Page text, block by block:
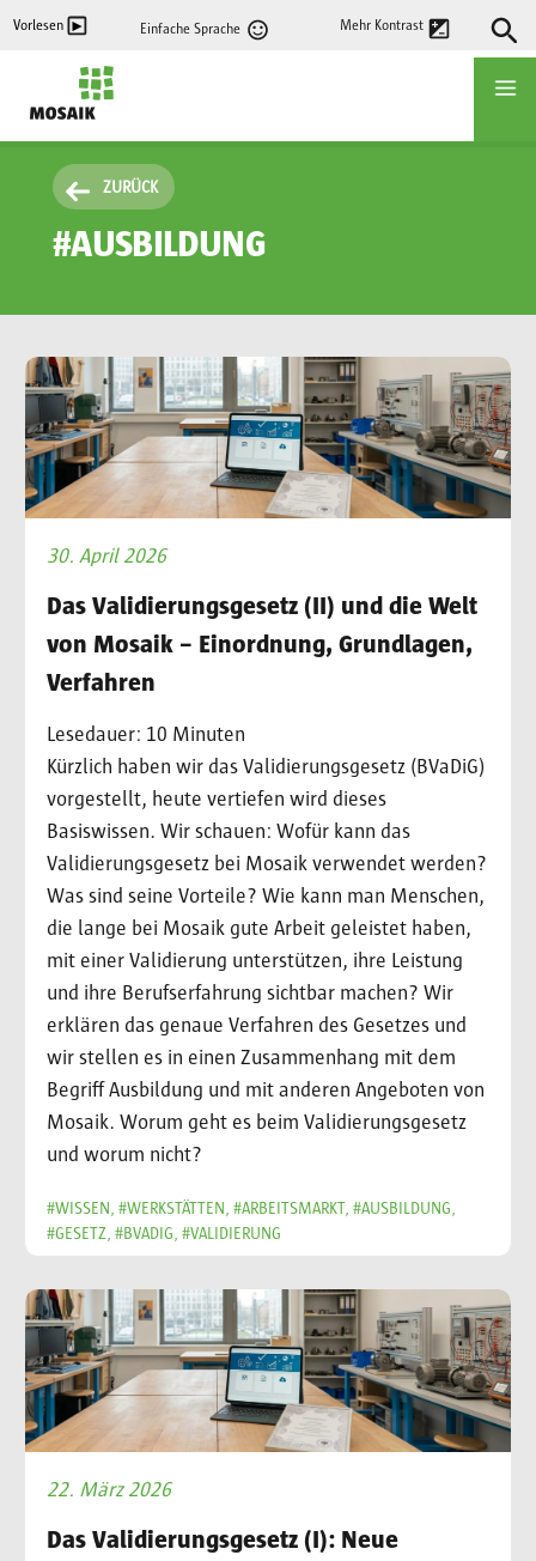
Vorlesen Einfache Sprache Mehr Kontrast
ZURÜCK
#AUSBILDUNG
30. April 2026
Das Validierungsgesetz (II) und die Welt
von Mosaik – Einordnung, Grundlagen,
Verfahren
Lesedauer: 10 Minuten
Kürzlich haben wir das Validierungsgesetz (BVaDiG)
vorgestellt, heute vertiefen wird dieses
Basiswissen. Wir schauen: Wofür kann das
Validierungsgesetz bei Mosaik verwendet werden?
Was sind seine Vorteile? Wie kann man Menschen,
die lange bei Mosaik gute Arbeit geleistet haben,
mit einer Validierung unterstützen, ihre Leistung
und ihre Berufserfahrung sichtbar machen? Wir
erklären das genaue Verfahren des Gesetzes und
wir stellen es in einen Zusammenhang mit dem
Begriff Ausbildung und mit anderen Angeboten von
Mosaik. Worum geht es beim Validierungsgesetz
und worum nicht?
#WISSEN, #WERKSTÄTTEN, #ARBEITSMARKT, #AUSBILDUNG,
#GESETZ, #BVADIG, #VALIDIERUNG
22. März 2026
Das Validierungsgesetz (I): Neue